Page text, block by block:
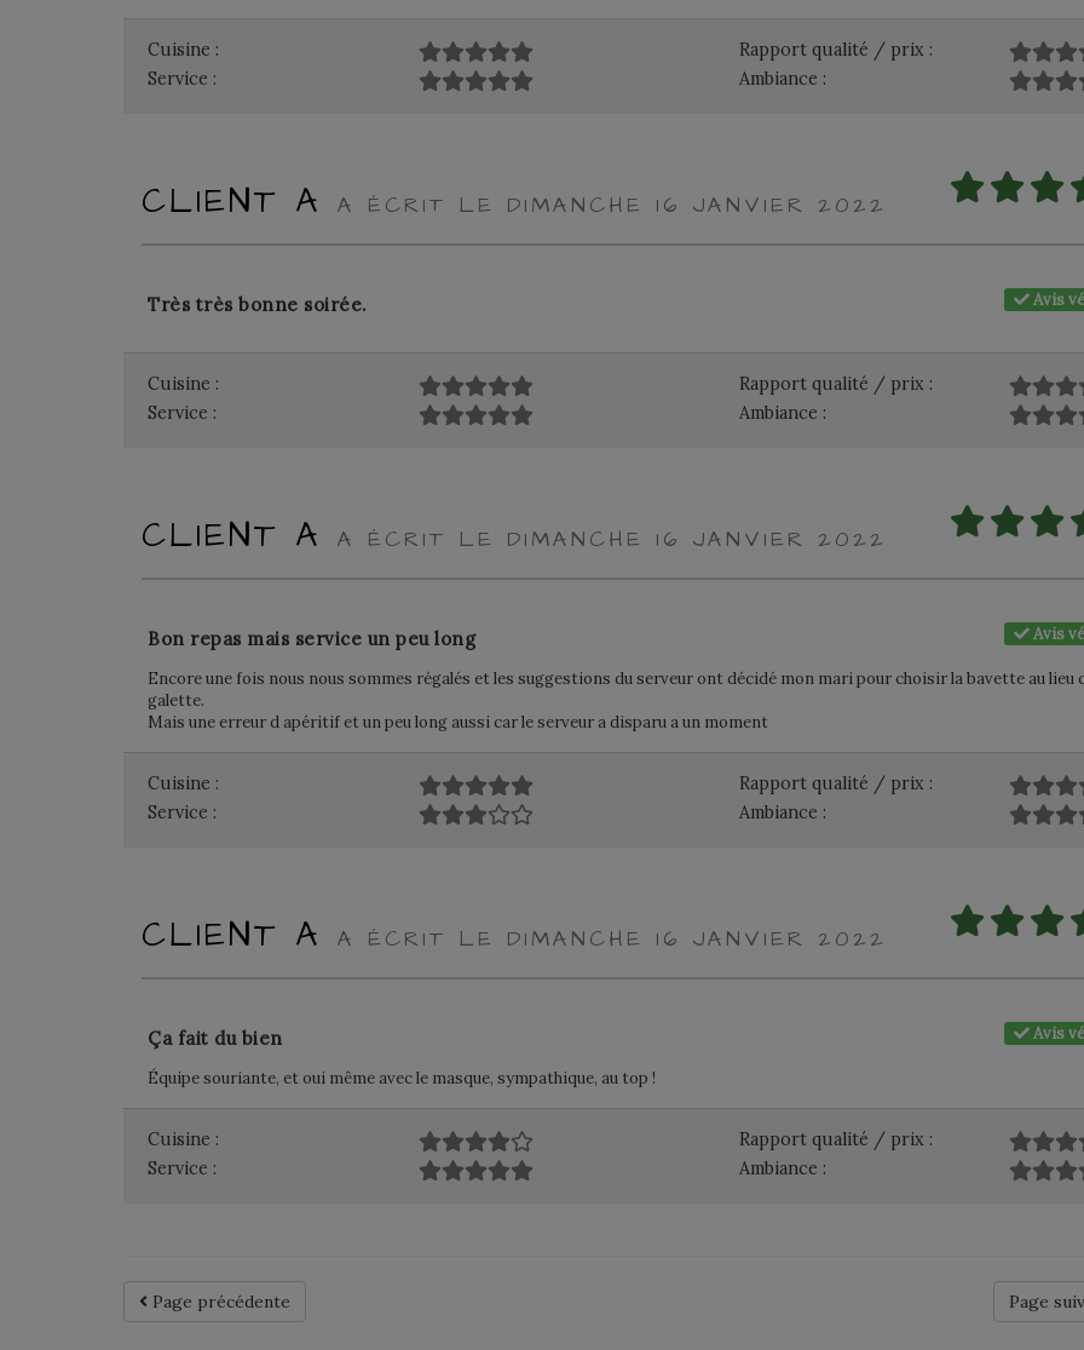
Cuisine :
Rapport qualité / prix :
Service :
Ambiance :
CLIENT A A ÉCRIT LE DIMANCHE 16 JANVIER 2022
Avis
Très très bonne soirée.
Cuisine :
Rapport qualité / prix :
Service :
Ambiance :
CLIENT A A ÉCRIT LE DIMANCHE 16 JANVIER 2022
Avis
Bon repas mais service un peu long
Encore une fois nous nous sommes régalés et les suggestions du serveur ont décidé mon mari pour choisir la bavette au lieu
galette.
Mais une erreur d apéritif et un peu long aussi car le serveur a disparu a un moment
Cuisine :
Rapport qualité / prix :
Service :
Ambiance :
CLIENT A A ÉCRIT LE DIMANCHE 16 JANVIER 2022
Avis
Ça fait du bien
Équipe souriante, et oui même avec le masque, sympathique, au top !
Cuisine :
Rapport qualité / prix :
Service :
Ambiance :
Page
Page précédente